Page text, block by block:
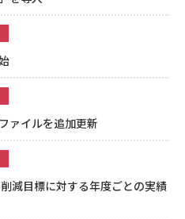
ァイルを追加更新
減目標に対する年度ごとの実績